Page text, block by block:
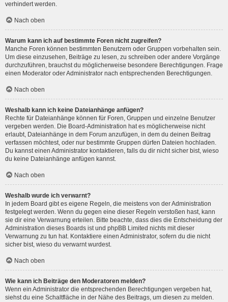
verhindert werden.
Nach oben
Warum kann ich auf bestimmte Foren nicht zugreifen?
Manche Foren können bestimmten Benutzern oder Gruppen vorbehalten sein.
Um diese einzusehen, Beiträge zu lesen, zu schreiben oder andere Vorgänge
durchzuführen, brauchst du möglicherweise besondere Berechtigungen. Frage
einen Moderator oder Administrator nach entsprechenden Berechtigungen.
Nach oben
Weshalb kann ich keine Dateianhänge anfügen?
Rechte für Dateianhänge können für Foren, Gruppen und einzelne Benutzer
vergeben werden. Die Board-Administration hat es möglicherweise nicht
erlaubt, Dateianhänge in dem Forum anzufügen, in dem du deinen Beitrag
verfassen möchtest, oder nur bestimmte Gruppen dürfen Dateien hochladen.
Du kannst einen Administrator kontaktieren, falls du dir nicht sicher bist, wieso
du keine Dateianhänge anfügen kannst.
Nach oben
Weshalb wurde ich verwarnt?
In jedem Board gibt es eigene Regeln, die meistens von der Administration
festgelegt werden. Wenn du gegen eine dieser Regeln verstoßen hast, kann
sie dir eine Verwarnung erteilen. Bitte beachte, dass dies die Entscheidung der
Administration dieses Boards ist und phpBB Limited nichts mit dieser
Verwarnung zu tun hat. Kontaktiere einen Administrator, sofern du die nicht
sicher bist, wieso du verwarnt wurdest.
Nach oben
Wie kann ich Beiträge den Moderatoren melden?
Wenn ein Administrator die entsprechenden Berechtigungen vergeben hat,
siehst du eine Schaltfläche in der Nähe des Beitrags, um diesen zu melden.